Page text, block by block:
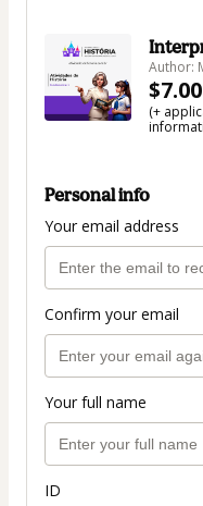
Author:
$7.00
(+
Personal info
Your email address
Confirm your email
Your full name
ID